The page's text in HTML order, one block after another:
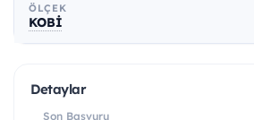
ÖLÇEK
KOBİ
Detaylar
Son Başvuru